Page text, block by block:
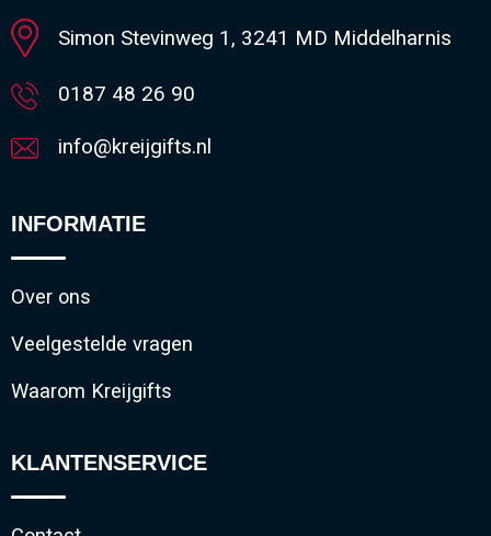
Simon Stevinweg 1, 3241 MD Middelharnis
0187 48 26 90
info@kreijgifts.nl
INFORMATIE
Over ons
Veelgestelde vragen
Waarom Kreijgifts
KLANTENSERVICE